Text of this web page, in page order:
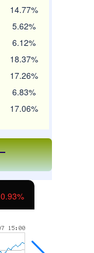
14.77%
5.62%
6.12%
18.37%
17.26%
6.83%
17.06%
1.01%